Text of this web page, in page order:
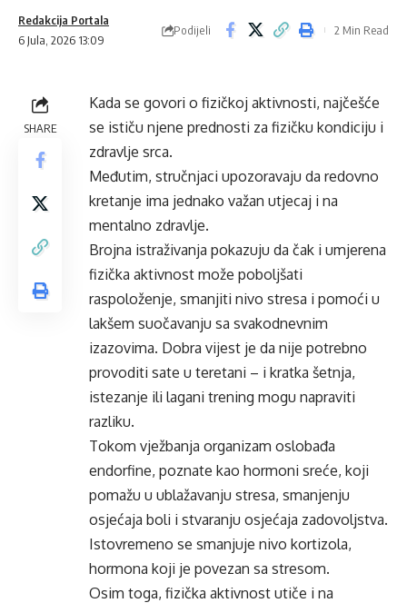
6 Jula, 2026 13:09
Redakcija Portala
Podijeli 2 Min Read
SHARE
Kada se govori o fizičkoj aktivnosti, najčešće
se ističu njene prednosti za fizičku kondiciju i
zdravlje srca.
Međutim, stručnjaci upozoravaju da redovno
kretanje ima jednako važan utjecaj i na
mentalno zdravlje.
Brojna istraživanja pokazuju da čak i umjerena
fizička aktivnost može poboljšati
raspoloženje, smanjiti nivo stresa i pomoći u
lakšem suočavanju sa svakodnevnim
izazovima. Dobra vijest je da nije potrebno
provoditi sate u teretani – i kratka šetnja,
istezanje ili lagani trening mogu napraviti
razliku.
Tokom vježbanja organizam oslobađa
endorfine, poznate kao hormoni sreće, koji
pomažu u ublažavanju stresa, smanjenju
osjećaja boli i stvaranju osjećaja zadovoljstva.
Istovremeno se smanjuje nivo kortizola,
hormona koji je povezan sa stresom.
Osim toga, fizička aktivnost utiče i na